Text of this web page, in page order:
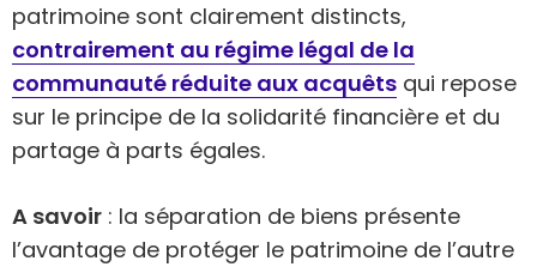
patrimoine sont clairement distincts,
contrairement au régime légal de la
communauté réduite aux acquêts qui repose
sur le principe de la solidarité financière et du
partage à parts égales.
A savoir : la séparation de biens présente
l’avantage de protéger le patrimoine de l’autre